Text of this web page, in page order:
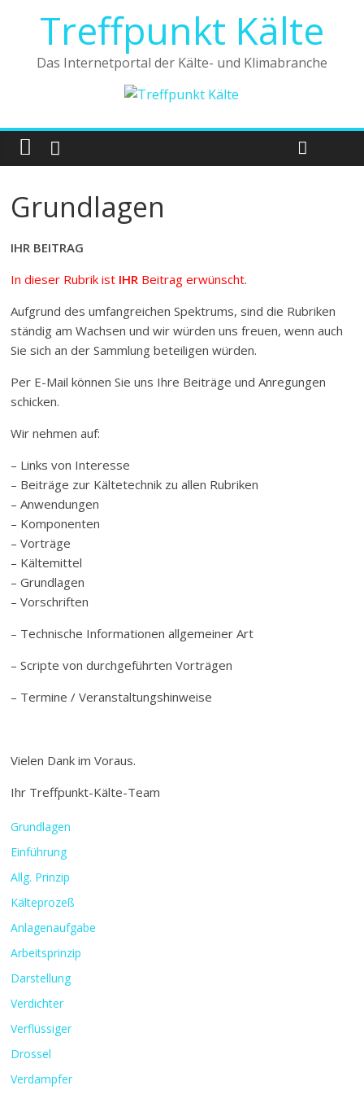
Treffpunkt Kälte
Das Internetportal der Kälte- und Klimabranche
Grundlagen
IHR BEITRAG
In dieser Rubrik ist IHR Beitrag erwünscht.
Aufgrund des umfangreichen Spektrums, sind die Rubriken
ständig am Wachsen und wir würden uns freuen, wenn auch
Sie sich an der Sammlung beteiligen würden.
Per E-Mail können Sie uns Ihre Beiträge und Anregungen
schicken.
Wir nehmen auf:
– Links von Interesse
– Beiträge zur Kältetechnik zu allen Rubriken
– Anwendungen
– Komponenten
– Vorträge
– Kältemittel
– Grundlagen
– Vorschriften
– Technische Informationen allgemeiner Art
– Scripte von durchgeführten Vorträgen
– Termine / Veranstaltungshinweise
Vielen Dank im Voraus.
Ihr Treffpunkt-Kälte-Team
Grundlagen
Einführung
Allg. Prinzip
Kälteprozeß
Anlagenaufgabe
Arbeitsprinzip
Darstellung
Verdichter
Verflüssiger
Drossel
Verdampfer